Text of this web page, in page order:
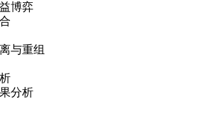
博弈
与重组
分析